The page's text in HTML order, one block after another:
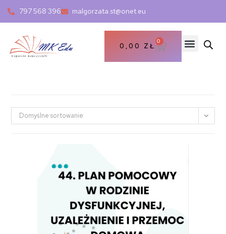
797 568 396 malgorzata.st@onet.eu
0,00 ZŁ
0
Domyślne sortowanie